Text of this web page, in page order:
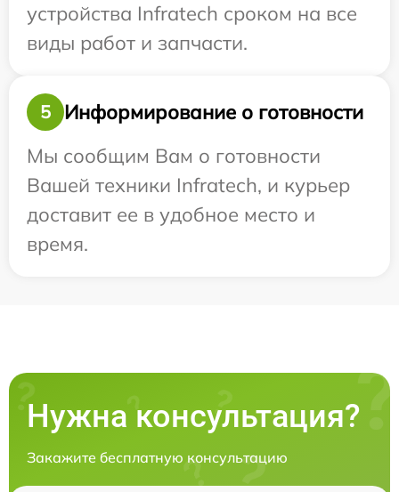
устройства Infratech сроком на все
виды работ и запчасти.
5
Информирование о готовности
Мы сообщим Вам о готовности
Вашей техники Infratech, и курьер
доставит ее в удобное место и
время.
Нужна консультация?
Закажите бесплатную консультацию